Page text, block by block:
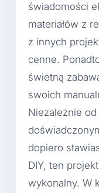
świadomości
materiałów z
z innych
cenne.
świetną
swoich
Niezależnie
dopiero
DIY, ten
wykonalny. W